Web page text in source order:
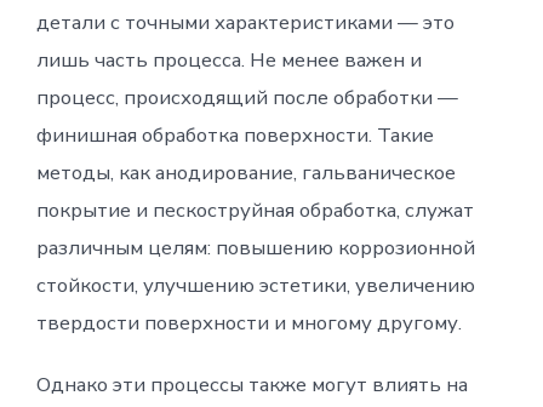
детали с точными характеристиками — это
лишь часть процесса. Не менее важен и
процесс, происходящий после обработки —
финишная обработка поверхности. Такие
методы, как анодирование, гальваническое
покрытие и пескоструйная обработка, служат
различным целям: повышению коррозионной
стойкости, улучшению эстетики, увеличению
твердости поверхности и многому другому.
Однако эти процессы также могут влиять на